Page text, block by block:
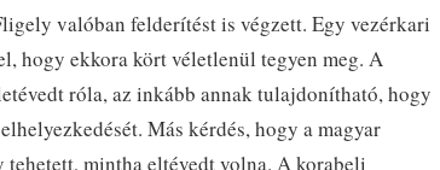
valóban felderítést is végzett. Egy vezérkari
hogy ekkora kört véletlenül tegyen meg. A
róla, az inkább annak tulajdonítható, hogy
Más kérdés, hogy a magyar
mintha eltévedt volna. A korabeli